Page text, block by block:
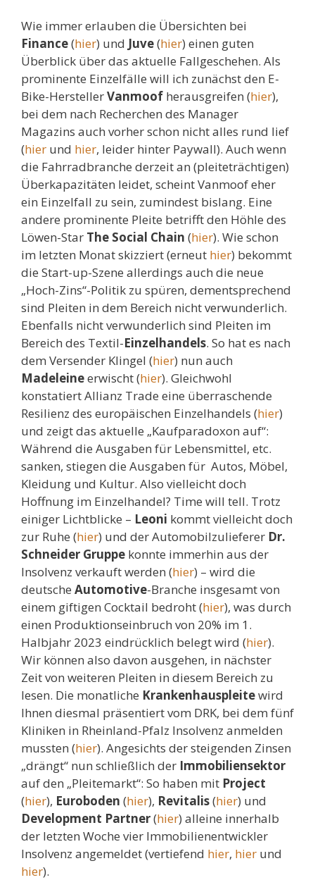
Wie immer erlauben die Übersichten bei
Finance(hier) und Juve(hier) einen guten
Überblick über das aktuelle Fallgeschehen. Als
prominente Einzelfälle will ich zunächst den E-
Bike-HerstellerVanmoof herausgreifen (hier),
bei dem nach Recherchen des Manager
Magazins auch vorher schon nicht alles rund lief
(hier und hier, leider hinter Paywall). Auch wenn
die Fahrradbranche derzeit an (pleiteträchtigen)
Überkapazitäten leidet, scheint Vanmoof eher
ein Einzelfall zu sein, zumindest bislang. Eine
andere prominente Pleite betrifft den Höhle des
Löwen-Star The Social Chain (hier). Wie schon
im letzten Monat skizziert (erneut hier) bekommt
die Start-up-Szene allerdings auch die neue
„Hoch-Zins“-Politik zu spüren, dementsprechend
sind Pleiten in dem Bereich nicht verwunderlich.
Ebenfalls nicht verwunderlich sind Pleiten im
Bereich des Textil-Einzelhandels. So hat es nach
dem Versender Klingel (hier) nun auch
Madeleineerwischt (hier). Gleichwohl
konstatiert Allianz Trade eine überraschende
Resilienz des europäischen Einzelhandels (hier)
und zeigt das aktuelle „Kaufparadoxon auf“:
Während die Ausgaben für Lebensmittel, etc.
sanken, stiegen die Ausgaben für Autos, Möbel,
Kleidung und Kultur. Also vielleicht doch
Hoffnung im Einzelhandel? Time will tell. Trotz
einiger Lichtblicke – Leoni kommt vielleicht doch
zur Ruhe (hier) und der Automobilzulieferer Dr.
Schneider Gruppe konnte immerhin aus der
Insolvenz verkauft werden (hier) – wird die
deutsche Automotive-Branche insgesamt von
einem giftigen Cocktail bedroht (hier), was durch
einen Produktionseinbruch von 20% im 1.
Halbjahr 2023 eindrücklich belegt wird (hier).
Wir können also davon ausgehen, in nächster
Zeit von weiteren Pleiten in diesem Bereich zu
lesen. Die monatliche Krankenhauspleitewird
Ihnen diesmal präsentiert vom DRK, bei dem fünf
Kliniken in Rheinland-Pfalz Insolvenz anmelden
mussten (hier). Angesichts der steigenden Zinsen
„drängt“ nun schließlich der Immobiliensektor
auf den „Pleitemarkt“: So haben mit Project
(hier), Euroboden (hier), Revitalis(hier) und
Development Partner(hier) alleine innerhalb
der letzten Woche vier Immobilienentwickler
Insolvenz angemeldet (vertiefend hier, hier und
hier).